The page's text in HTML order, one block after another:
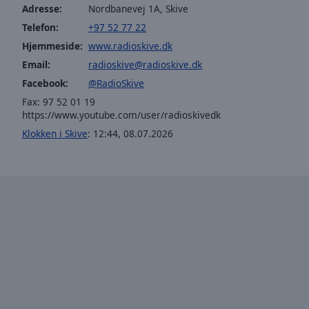
Color
Opacity
Background
Adresse:
Nordbanevej 1A, Skive
Telefon:
+97 52 77 22
Hjemmeside: www.radioskive.dk
Email:
radioskive@radioskive.dk
Facebook:
@RadioSkive
Fax: 97 52 01 19
https://www.youtube.com/user/radioskivedk
Klokken i Skive: 12:44, 08.07.2026